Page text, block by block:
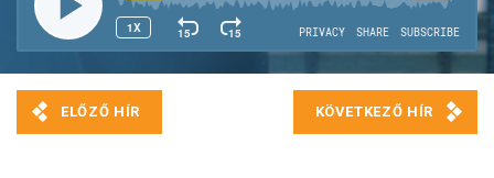
MI AZ A ROBOT PODCAST?